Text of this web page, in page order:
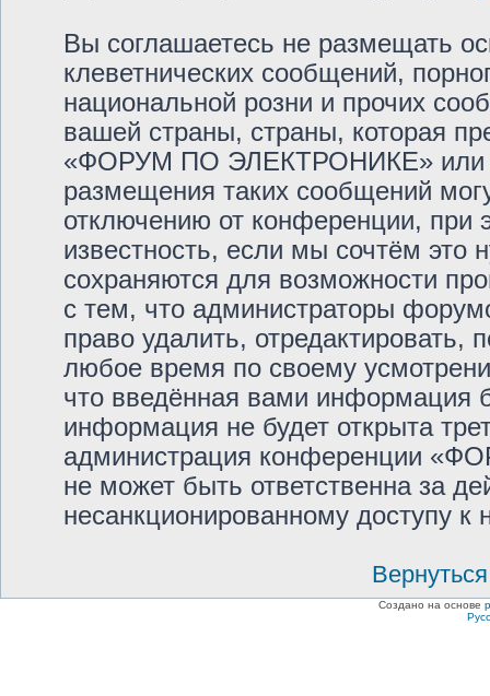
Вы соглашаетесь не размещать
клеветнических сообщений,
национальной розни и прочих
вашей страны, страны, которая
«ФОРУМ ПО ЭЛЕКТРОНИКЕ» или
размещения таких сообщений
отключению от конференции, при
известность, если мы сочтём
сохраняются для возможности
с тем, что администраторы
право удалить,
любое время по своему
что введённая вами информация
информация не будет открыта
администрация конференции
не может быть ответственна за
несанкционированному доступу к
Создано на основе